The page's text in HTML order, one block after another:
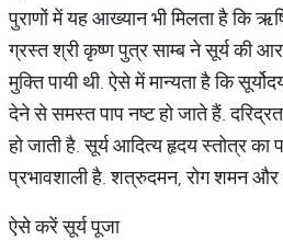
पुराणों में यह आख्यान भी मिलता है कि
ग्रस्त श्री कृष्ण पुत्र साम्ब ने सूर्य की
मुक्ति पायी थी. ऐसे में मान्यता है कि
देने से समस्त पाप नष्ट हो जाते हैं.
हो जाती है. सूर्य आदित्‍य हृदय स्तोत्र का
प्रभावशाली है. शत्रुदमन, रोग शमन
ऐसे करें सूर्य पूजा